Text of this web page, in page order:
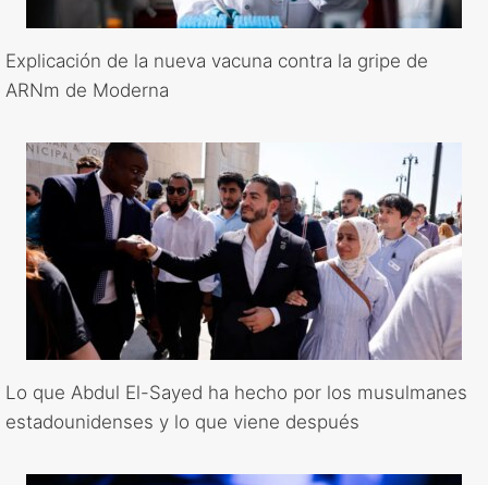
Explicación de la nueva vacuna contra la gripe de
ARNm de Moderna
Lo que Abdul El-Sayed ha hecho por los musulmanes
estadounidenses y lo que viene después